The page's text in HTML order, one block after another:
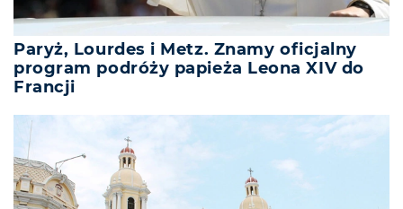
Paryż, Lourdes i Metz. Znamy oficjalny
program podróży papieża Leona XIV do
Francji